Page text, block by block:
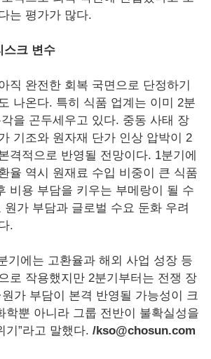
는 평가가 많다.
크 변수
직 완전한 회복 국면으로 단정하기
나온다. 특히 식품 업계는 이미 2분
을 곤두세우고 있다. 중동 사태 장
기조와 원자재 단가 인상 압박이 2
격적으로 반영될 전망이다. 1분기에
율 역시 원재료 수입 비중이 큰 식품
비용 부담을 키우는 부메랑이 될 수
원가 부담과 글로벌 수요 둔화 우려
.
기에는 고환율과 해외 사업 성장 등
로 작용했지만 2분기부터는 전쟁 장
가 부담이 본격 반영될 가능성이 크
학뿐 아니라 그룹 전반이 불확실성을
기”라고 말했다. /kso@chosun.com